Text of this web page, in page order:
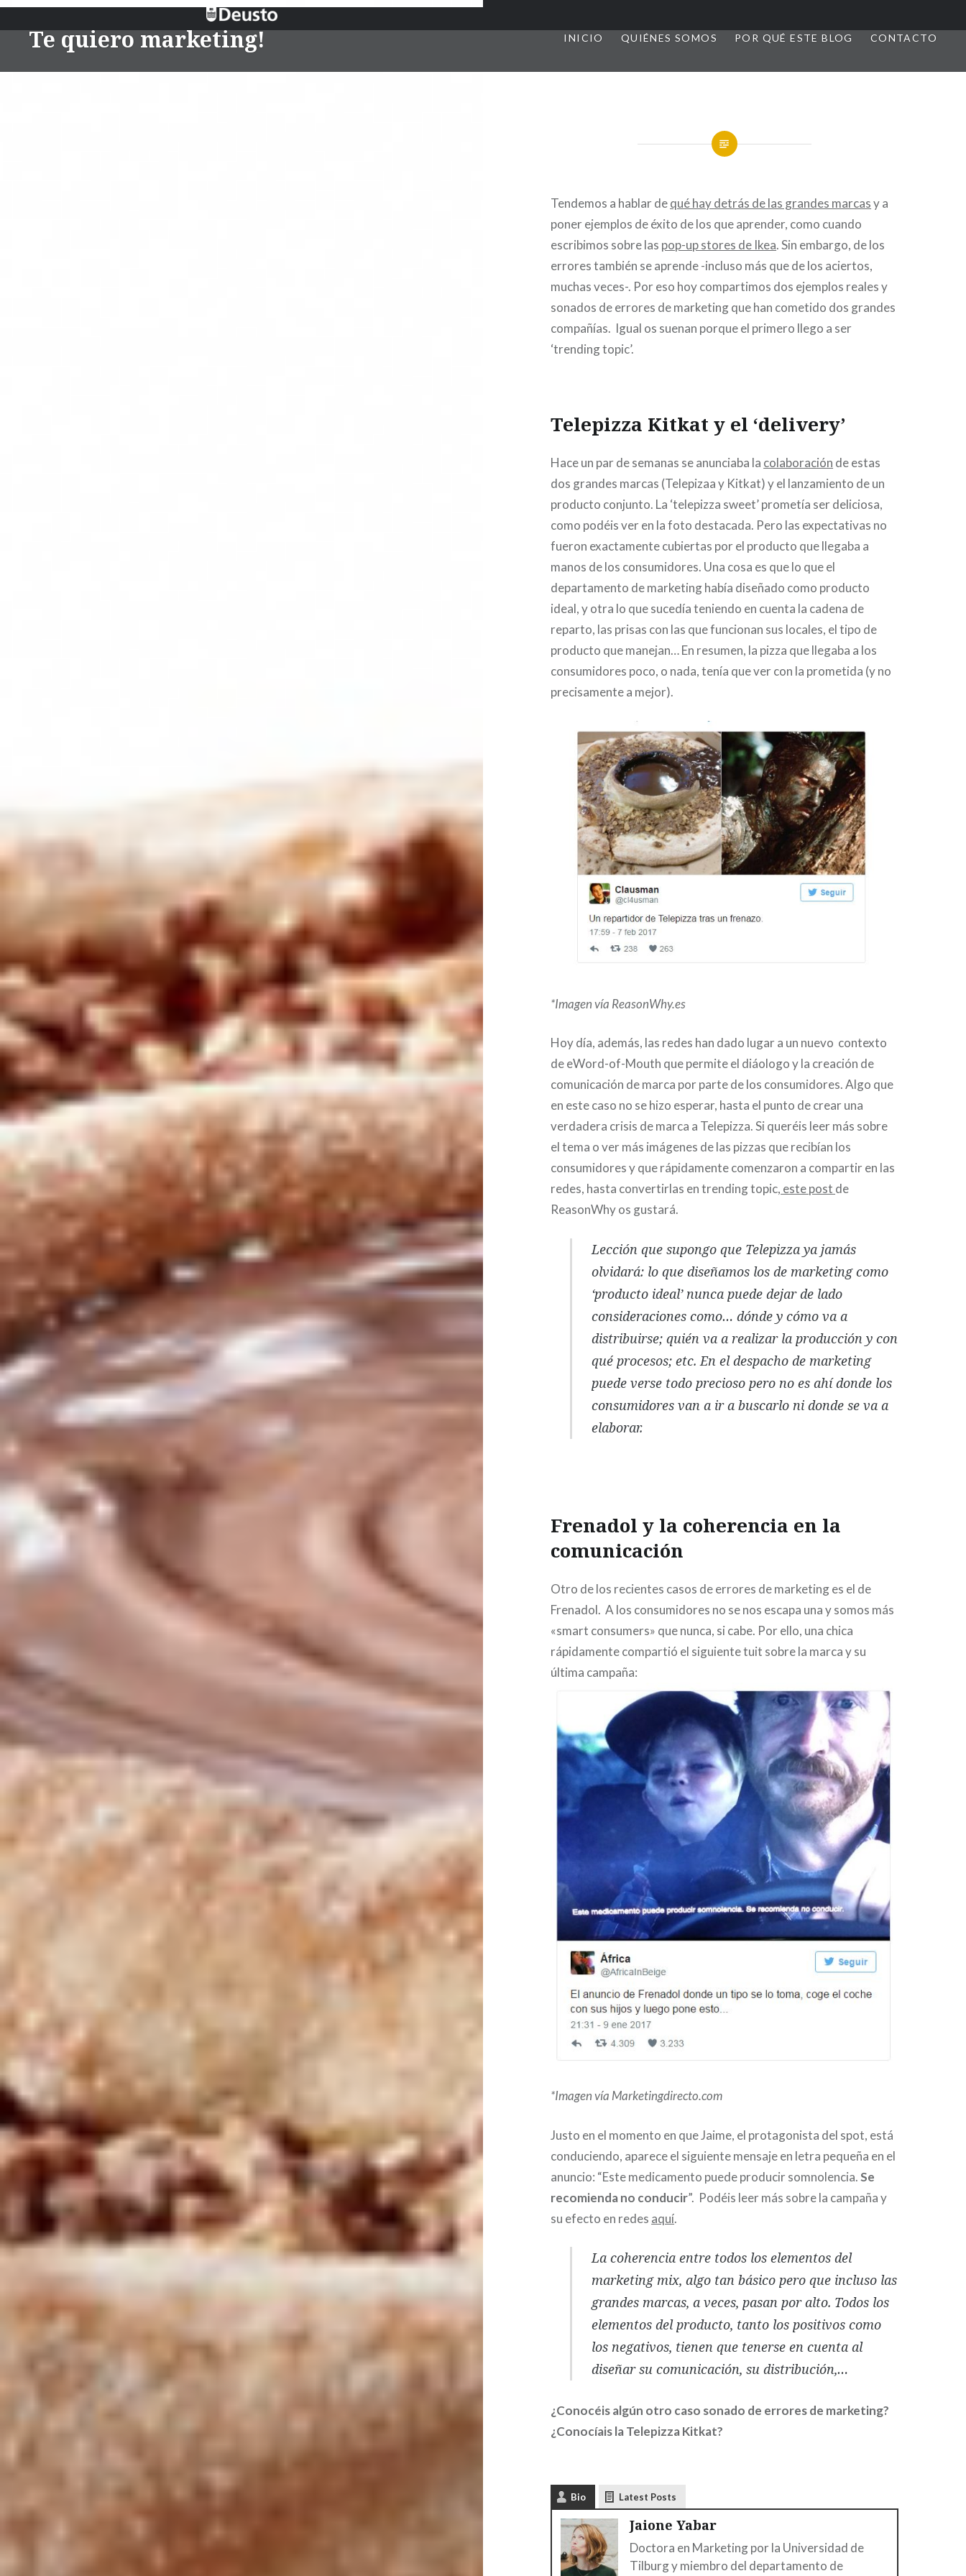
Te quiero marketing! INICIO QUIÉNES SOMOS POR QUÉ ESTE BLOG CONTACTO
Tendemos a hablar dequé hay detrás de las grandes marcasy a
poner ejemplos de éxito de los que aprender, como cuando
escribimos sobre las pop-up stores de Ikea. Sin embargo, de los
errores también se aprende -incluso más que de los aciertos,
muchas veces-. Por eso hoy compartimos dos ejemplos reales y
sonados de errores de marketing que han cometido dos grandes
compañías. Igual os suenan porque el primero llego a ser
‘trending topic’.
Telepizza Kitkat y el ‘delivery’
Hace un par de semanas se anunciaba la colaboración de estas
dos grandes marcas (Telepizaa y Kitkat) y el lanzamiento de un
producto conjunto. La ‘telepizza sweet’ prometía ser deliciosa,
como podéis ver en la foto destacada. Pero las expectativas no
fueron exactamente cubiertas por el producto que llegaba a
manos de los consumidores. Una cosa es que lo que el
departamento de marketing había diseñado como producto
ideal, y otra lo que sucedía teniendo en cuenta la cadena de
reparto, las prisas con las que funcionan sus locales, el tipo de
producto que manejan… En resumen, la pizza que llegaba a los
consumidores poco, o nada, tenía que ver con la prometida (y no
precisamente a mejor).
*Imagen vía ReasonWhy.es
Hoy día, además, las redes han dado lugar a un nuevo contexto
de eWord-of-Mouth que permite el diáologo y la creación de
comunicación de marca por parte de los consumidores. Algo que
en este caso no se hizo esperar, hasta el punto de crear una
verdadera crisis de marca a Telepizza. Si queréis leer más sobre
el tema o ver más imágenes de las pizzas que recibían los
consumidores y que rápidamente comenzaron a compartir en las
redes, hasta convertirlas en trending topic, este post de
ReasonWhy os gustará.
Lección que supongo que Telepizza ya jamás
olvidará: lo que diseñamos los de marketing como
‘producto ideal’ nunca puede dejar de lado
consideraciones como… dónde y cómo va a
distribuirse; quién va a realizar la producción y con
qué procesos; etc. En el despacho de marketing
puede verse todo precioso pero no es ahí donde los
consumidores van a ir a buscarlo ni donde se va a
elaborar.
Frenadol y la coherencia en la
comunicación
Otro de los recientes casos de errores de marketing es el de
Frenadol. A los consumidores no se nos escapa una y somos más
«smart consumers» que nunca, si cabe. Por ello, una chica
rápidamente compartió el siguiente tuit sobre la marca y su
última campaña:
*Imagen vía Marketingdirecto.com
Justo en el momento en que Jaime, el protagonista del spot, está
conduciendo, aparece el siguiente mensaje en letra pequeña en el
anuncio: “Este medicamento puede producir somnolencia.Se
recomienda no conducir”. Podéis leer más sobre la campaña y
su efecto en redes aquí.
La coherencia entre todos los elementos del
marketing mix, algo tan básico pero que incluso las
grandes marcas, a veces, pasan por alto. Todos los
elementos del producto, tanto los positivos como
los negativos, tienen que tenerse en cuenta al
diseñar su comunicación, su distribución,…
¿Conocéis algún otro caso sonado de errores de marketing?
¿Conocíais la Telepizza Kitkat?
Bio Latest Posts
Jaione Yabar
Doctora en Marketing por la Universidad de
Tilburg y miembro del departamento de